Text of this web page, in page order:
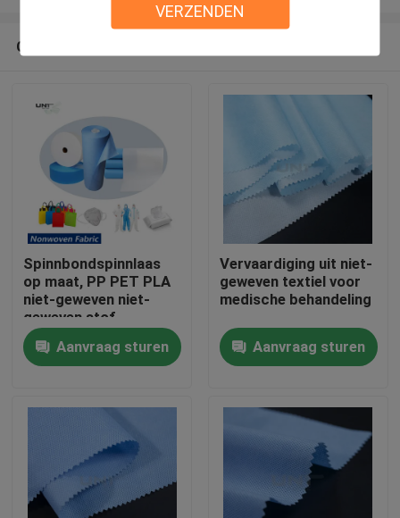
VERZENDEN
Producten
Over ons
Geadviseerde Producten
Spinnbondspinnlaas
op maat, PP PET PLA
niet-geweven niet-
geweven stof
Aanvraag sturen
Vervaardiging uit niet-
geweven textiel voor
medische behandeling
Aanvraag sturen